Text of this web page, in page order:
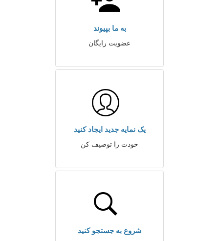
به ما بپیوند
عضویت رایگان
یک نمایه جدید ایجاد کنید
خودت را توصیف کن
شروع به جستجو کنید